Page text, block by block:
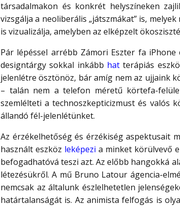
társadalmakon és konkrét helyszíneken
vizsgálja a neoliberális „játszmákat” is,
is vizualizálja, amelyben az elképzelt
Pár lépéssel arrébb Zámori Eszter fa iPhone
designtárgy sokkal inkább hat terápiás
jelenlétre ösztönöz, bár amíg nem az ujjaink
– talán nem a telefon méretű körtefa-
szemlélteti a technoszkepticizmust és valós
állandó fél-jelenlétünket.
Az érzékelhetőség és érzékiség aspektusait
használt eszköz leképezi a minket körülvevő
befogadhatóvá teszi azt. Az előbb hangokká
létezésükről. A mű Bruno Latour ágencia-
nemcsak az általunk észlelhetetlen
határtalanságát is. Az animista felfogás is